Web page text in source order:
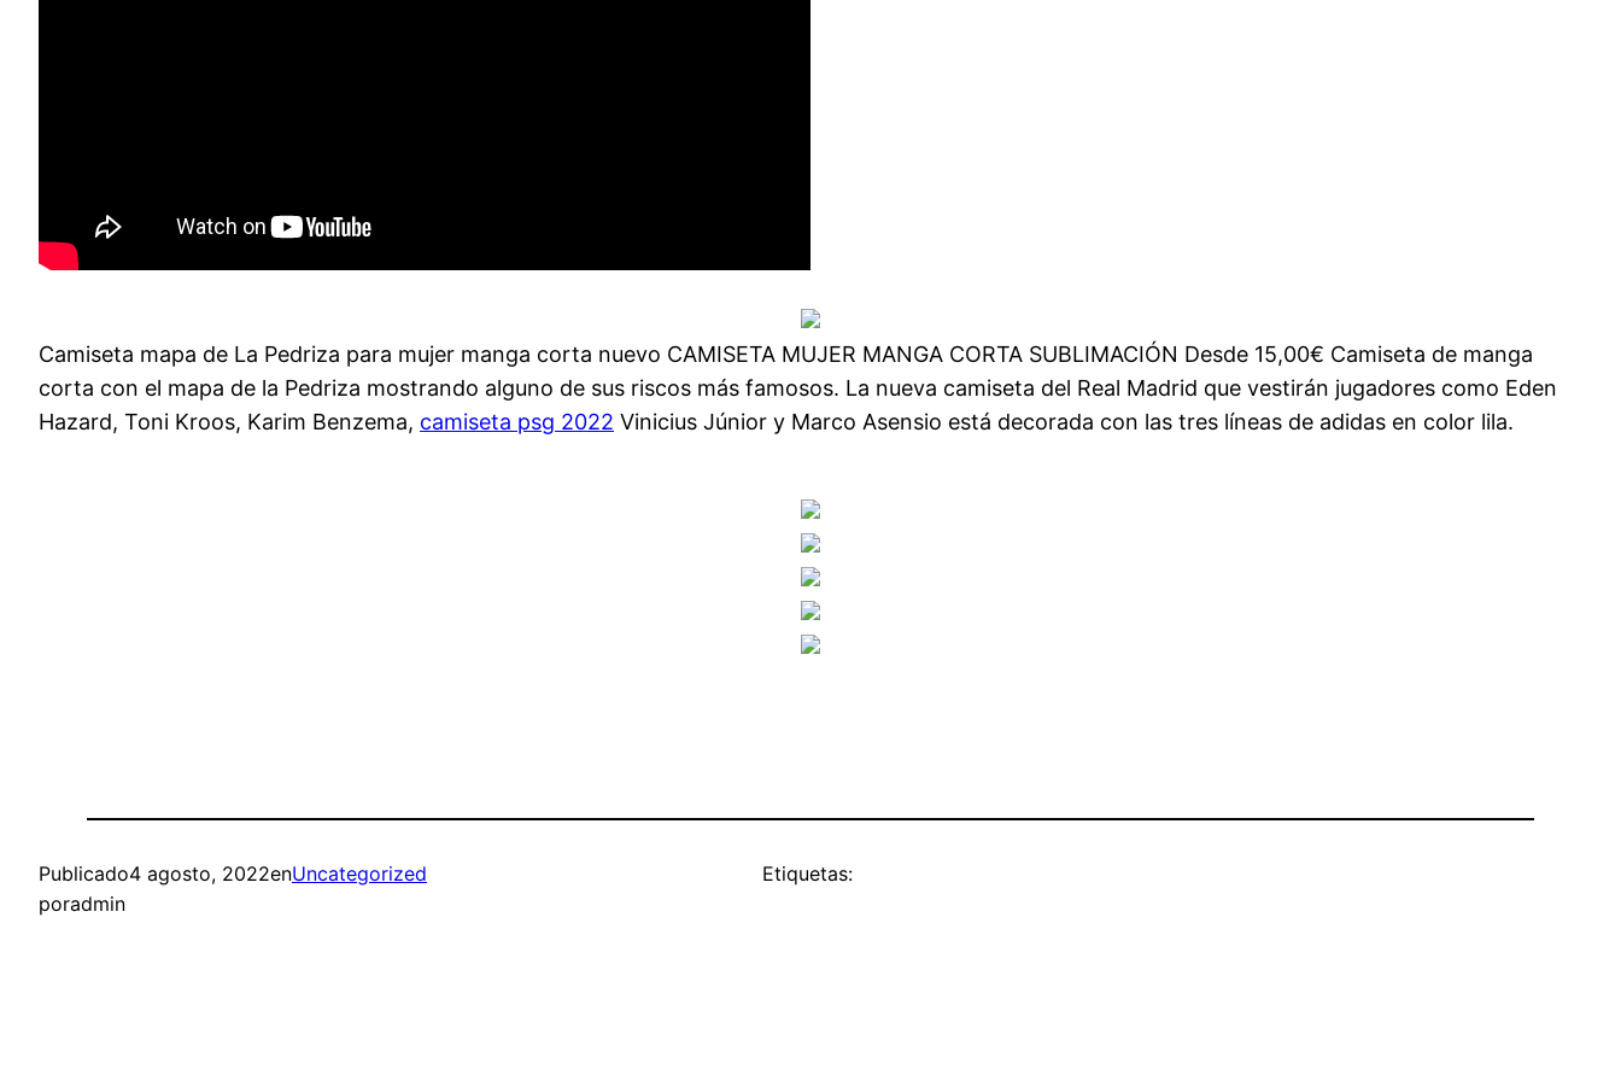
Camiseta mapa de La Pedriza para mujer manga corta nuevo CAMISETA MUJER MANGA CORTA SUBLIMACIÓN Desde 15,00€ Camiseta de manga
corta con el mapa de la Pedriza mostrando alguno de sus riscos más famosos. La nueva camiseta del Real Madrid que vestirán jugadores como Eden
Hazard, Toni Kroos, Karim Benzema, camiseta psg 2022 Vinicius Júnior y Marco Asensio está decorada con las tres líneas de adidas en color lila.
Publicado4 agosto, 2022enUncategorized
poradmin
Etiquetas: